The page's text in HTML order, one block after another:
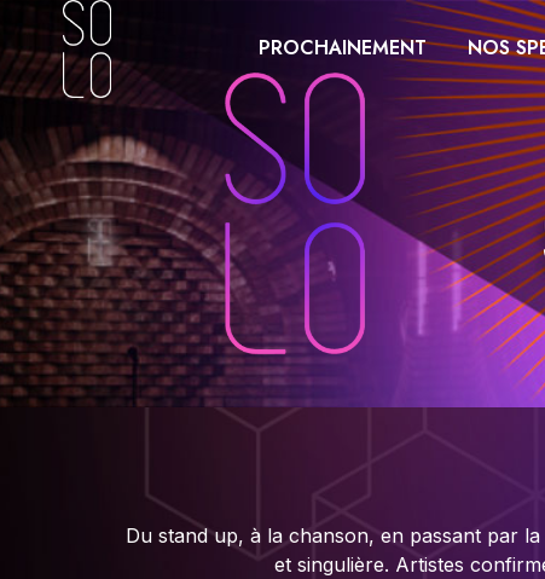
PROCHAINEMENT NOS
Du stand up, à la chanson, en passant par
et singulière. Artistes